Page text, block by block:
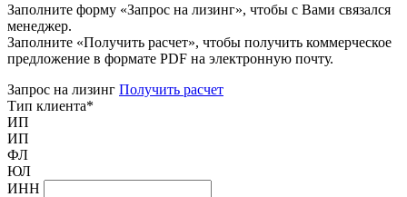
Заполните форму «Запрос на лизинг», чтобы с Вами связался
менеджер.
Заполните «Получить расчет», чтобы получить коммерческое
предложение в формате PDF на электронную почту.
Запрос на лизинг Получить расчет
Тип клиента*
ИП
ИП
ФЛ
ЮЛ
ИНН